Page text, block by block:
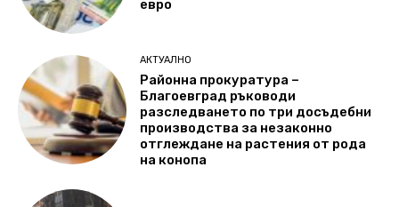
евро
АКТУАЛНО
Районна прокуратура –
Благоевград ръководи
разследването по три досъдебни
производства за незаконно
отглеждане на растения от рода
на конопа